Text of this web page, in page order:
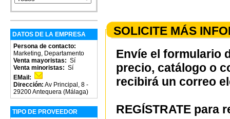
DATOS DE LA EMPRESA
Persona de contacto:
Marketing, Departamento
Venta mayoristas: Sí
Venta minoristas: Sí
EMail:
Dirección: Av Principal, 8 -
29200 Antequera (Málaga)
TIPO DE PROVEEDOR
SOLICITE MÁS
Envíe el formulario
precio, catálogo o
recibirá un correo
REGÍSTRATE para